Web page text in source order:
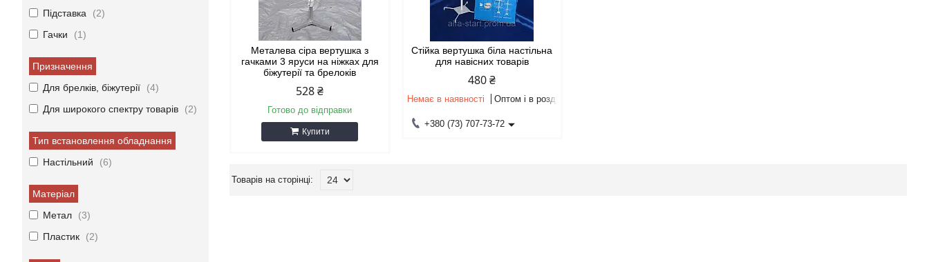
Металева сіра вертушка з
гачками 3 яруси на ніжках для
біжутерії та брелоків
528 ₴
Готово до відправки
Купити
Стійка вертушка біла настільна
для навісних товарів
480 ₴
Немає в наявності Оптом і в роздріб
+380 (73) 707-73-72
Підставка
2
Гачки
1
Призначення
Для брелків, біжутерії
4
Для широкого спектру товарів
2
Тип встановлення обладнання
Настільний
6
Матеріал
Метал
3
Пластик
2